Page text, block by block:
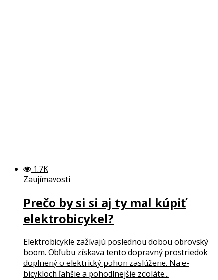
1.7K
Zaujímavosti
Prečo by si si aj ty mal kúpiť
elektrobicykel?
Elektrobicykle zažívajú poslednou dobou obrovský
boom. Obľubu získava tento dopravný prostriedok
doplnený o elektrický pohon zaslúžene. Na e-
bicykloch ľahšie a pohodlnejšie zdoláte...